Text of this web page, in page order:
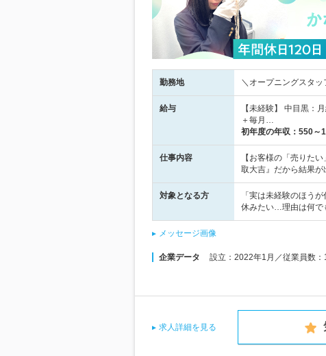
勤務地 ＼オープニングスタ
給与
【未経験】 中目黒：
＋毎月…
初年度の年収： 550～
仕事内容
【お客様の「売りた
取大吉』だから結果
対象となる方
「実は未経験のほう
休みたい…理由は何
メッセージ画像
企業データ 設立：2022年1月／従業員数
求人詳細を見る